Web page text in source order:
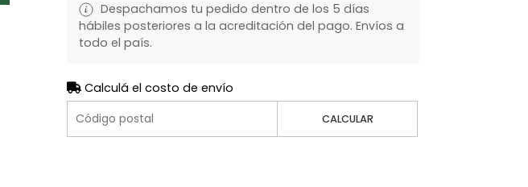
Despachamos tu pedido dentro de los 5 días
hábiles posteriores a la acreditación del pago. Envíos a
todo el país.
Calculá el costo de envío
CALCULAR